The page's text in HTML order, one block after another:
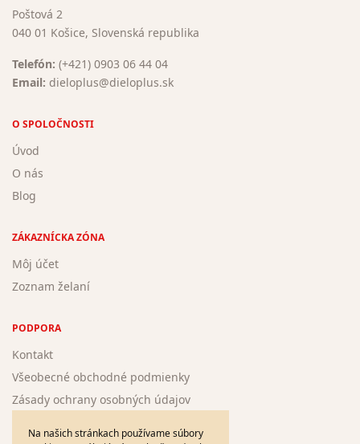
Poštová 2
040 01 Košice, Slovenská republika
Telefón: (+421) 0903 06 44 04
Email: dieloplus@dieloplus.sk
O SPOLOČNOSTI
Úvod
O nás
Blog
ZÁKAZNÍCKA ZÓNA
Môj účet
Zoznam želaní
PODPORA
Kontakt
Všeobecné obchodné podmienky
Zásady ochrany osobných údajov
Na našich stránkach používame súbory